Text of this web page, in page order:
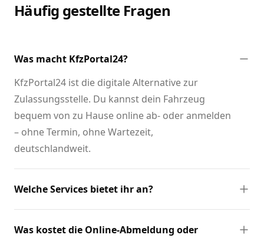
Häufig gestellte Fragen
Was macht KfzPortal24?
KfzPortal24 ist die digitale Alternative zur
Zulassungsstelle. Du kannst dein Fahrzeug
bequem von zu Hause online ab- oder anmelden
– ohne Termin, ohne Wartezeit,
deutschlandweit.
Welche Services bietet ihr an?
Was kostet die Online-Abmeldung oder